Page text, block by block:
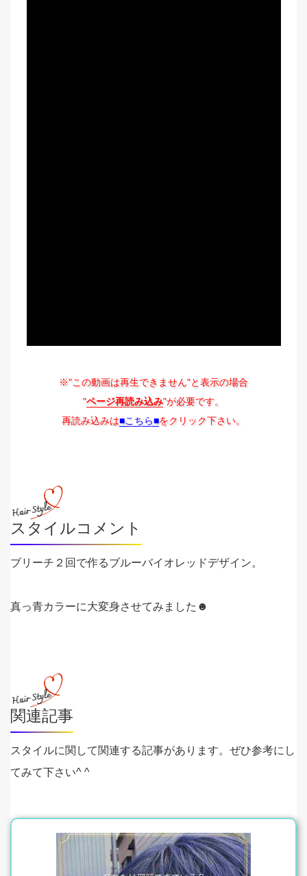
※"この動画は再生できません"と表示の場合
"ページ再読み込み"が必要です。
再読み込みは■こちら■をクリック下さい。
スタイルコメント
ブリーチ２回で作るブルーバイオレッドデザイン。
真っ青カラーに大変身させてみました☻
関連記事
スタイルに関して関連する記事があります。ぜひ参考にし
てみて下さい^ ^